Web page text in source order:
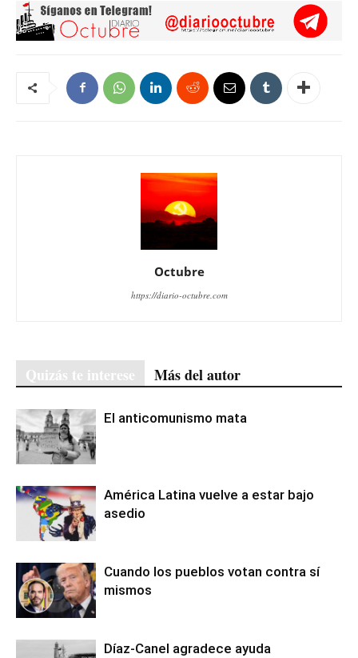
Octubre
https://diario-octubre.com
Quizás te interese Más del autor
El anticomunismo mata
América Latina vuelve a estar bajo
asedio
Cuando los pueblos votan contra sí
mismos
Díaz-Canel agradece ayuda